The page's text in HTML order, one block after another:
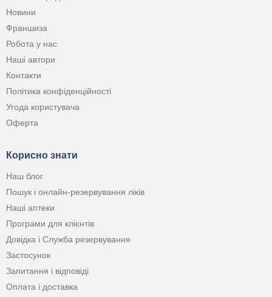
Новини
Франшиза
Робота у нас
Наші автори
Контакти
Політика конфіденційності
Угода користувача
Оферта
Корисно знати
Наш блог
Пошук і онлайн-резервування ліків
Наші аптеки
Програми для клієнтів
Довідка і Служба резервування
Застосунок
Запитання і відповіді
Оплата і доставка